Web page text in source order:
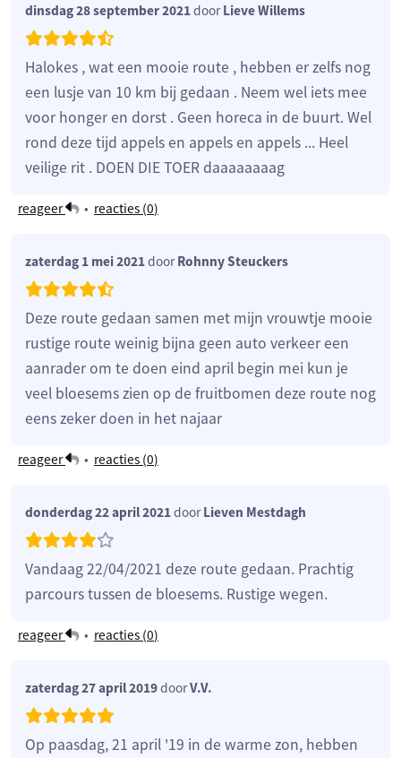
dinsdag 28 september 2021doorLieve Willems
Halokes , wat een mooie route , hebben er zelfs nog
een lusje van 10 km bij gedaan . Neem wel iets mee
voor honger en dorst . Geen horeca in de buurt. Wel
rond deze tijd appels en appels en appels ... Heel
veilige rit . DOEN DIE TOER daaaaaaaag
reageer • reacties (0)
zaterdag 1 mei 2021doorRohnny Steuckers
Deze route gedaan samen met mijn vrouwtje mooie
rustige route weinig bijna geen auto verkeer een
aanrader om te doen eind april begin mei kun je
veel bloesems zien op de fruitbomen deze route nog
eens zeker doen in het najaar
reageer • reacties (0)
donderdag 22 april 2021doorLieven Mestdagh
Vandaag 22/04/2021 deze route gedaan. Prachtig
parcours tussen de bloesems. Rustige wegen.
reageer • reacties (0)
zaterdag 27 april 2019doorV.V.
Op paasdag, 21 april '19 in de warme zon, hebben